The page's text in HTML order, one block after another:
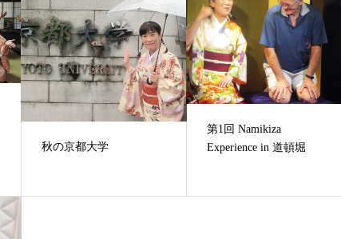
秋の京都大学
第1回 Namikiza
Experience in 道頓堀